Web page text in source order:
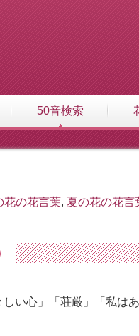
50音検索
花の花言葉, 夏の花の花言
い心」「荘厳」「私はあ